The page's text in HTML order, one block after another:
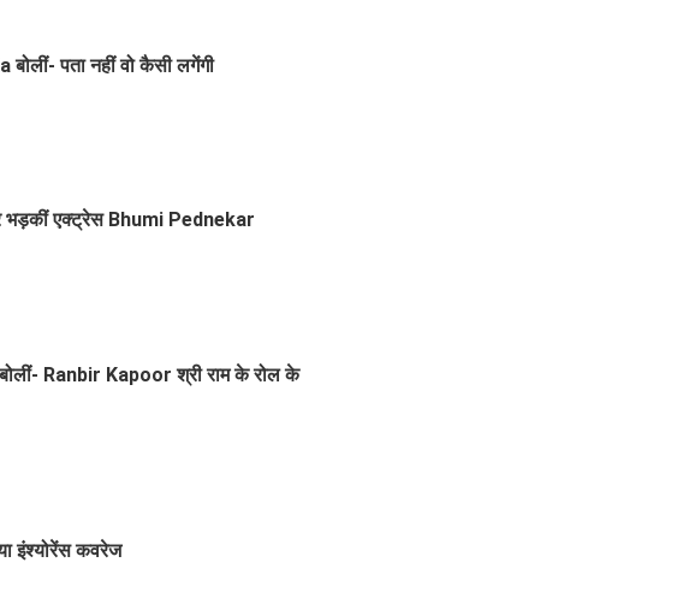
पता नहीं वो कैसी लगेंगी
भड़कीं एक्ट्रेस Bhumi Pednekar
Ranbir Kapoor श्री राम के रोल के
इंश्योरेंस कवरेज